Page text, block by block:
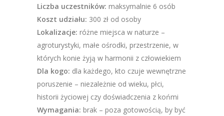
Liczba uczestników: maksymalnie 6 osób
Koszt udziału: 300 zł od osoby
Lokalizacje: różne miejsca w naturze –
agroturystyki, małe ośrodki, przestrzenie, w
których konie żyją w harmonii z człowiekiem
Dla kogo: dla każdego, kto czuje wewnętrzne
poruszenie – niezależnie od wieku, płci,
historii życiowej czy doświadczenia z końmi
Wymagania: brak – poza gotowością, by być